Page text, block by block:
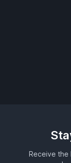
Receive the